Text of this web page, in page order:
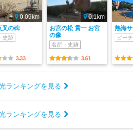
0.09km
叉の碑
史跡
3.33
0.1km
お宮の松 貫一 お宮
の像
名所・史跡
3.61
熱海
ビーチ
ランキングを見る
ランキングを見る